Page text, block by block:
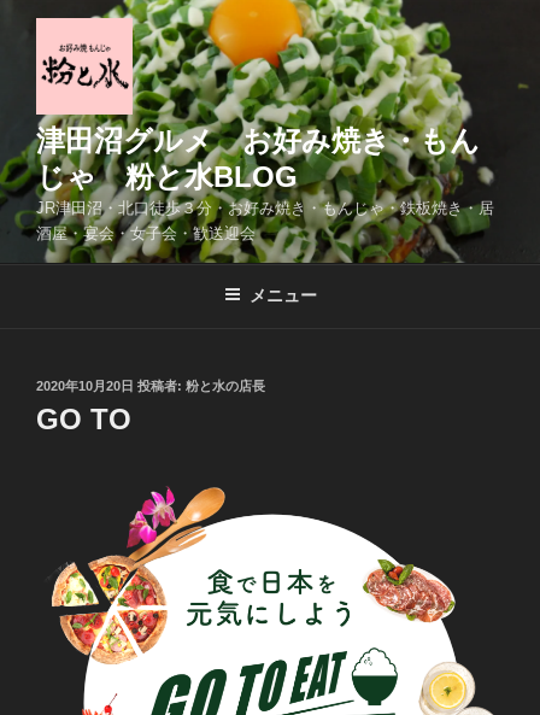
へ
ス
キ
津田沼グルメ お好み焼き・もん
じゃ 粉と水BLOG
JR津田沼・北口徒歩３分・お好み焼き・もんじゃ・鉄板焼き・居
酒屋・宴会・女子会・歓送迎会
メニュー
投
稿
日:
2020年10月20日 投稿者: 粉と水の店長
GO TO